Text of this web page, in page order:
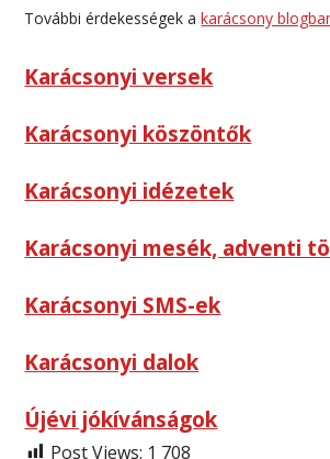
További érdekességek akarácsony
Karácsonyi versek
Karácsonyi köszöntők
Karácsonyi idézetek
Karácsonyi mesék, adventi
Karácsonyi SMS-ek
Karácsonyi dalok
Újévi jókívánságok
Post Views: 1 708